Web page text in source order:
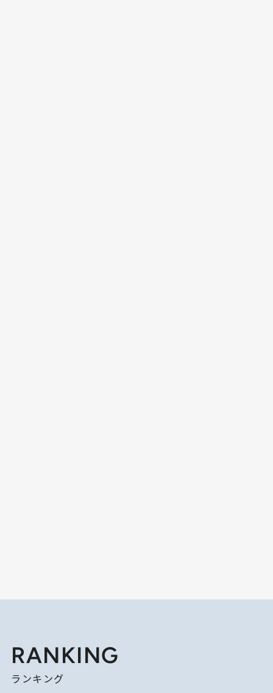
RANKING
ランキング